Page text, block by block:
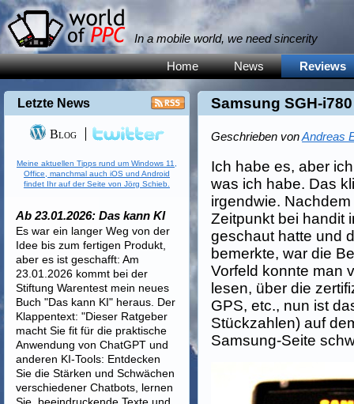
In a mobile world, we need sincerity
Home News Reviews
Samsung SGH-i780
Geschrieben vonAndreas
Ich habe es, aber
was ich habe. Das
irgendwie.
Zeitpunkt bei handit
geschaut hatte und
bemerkte, war die
Vorfeld konnte man
lesen, über die
GPS, etc., nun ist
Stückzahlen) auf
Samsung-Seite
Letzte News
Blog
Meine aktuellen Tipps rund um Windows 11,
Office, manchmal auch iOS und Android
findet Ihr auf der Seite von Jörg Schieb.
Ab 23.01.2026: Das kann KI
Es war ein langer Weg von der
Idee bis zum fertigen Produkt,
aber es ist geschafft: Am
23.01.2026 kommt bei der
Stiftung Warentest mein neues
Buch "Das kann KI" heraus. Der
Klappentext: "Dieser Ratgeber
macht Sie fit für die praktische
Anwendung von ChatGPT und
anderen KI-Tools: Entdecken
Sie die Stärken und Schwächen
verschiedener Chatbots, lernen